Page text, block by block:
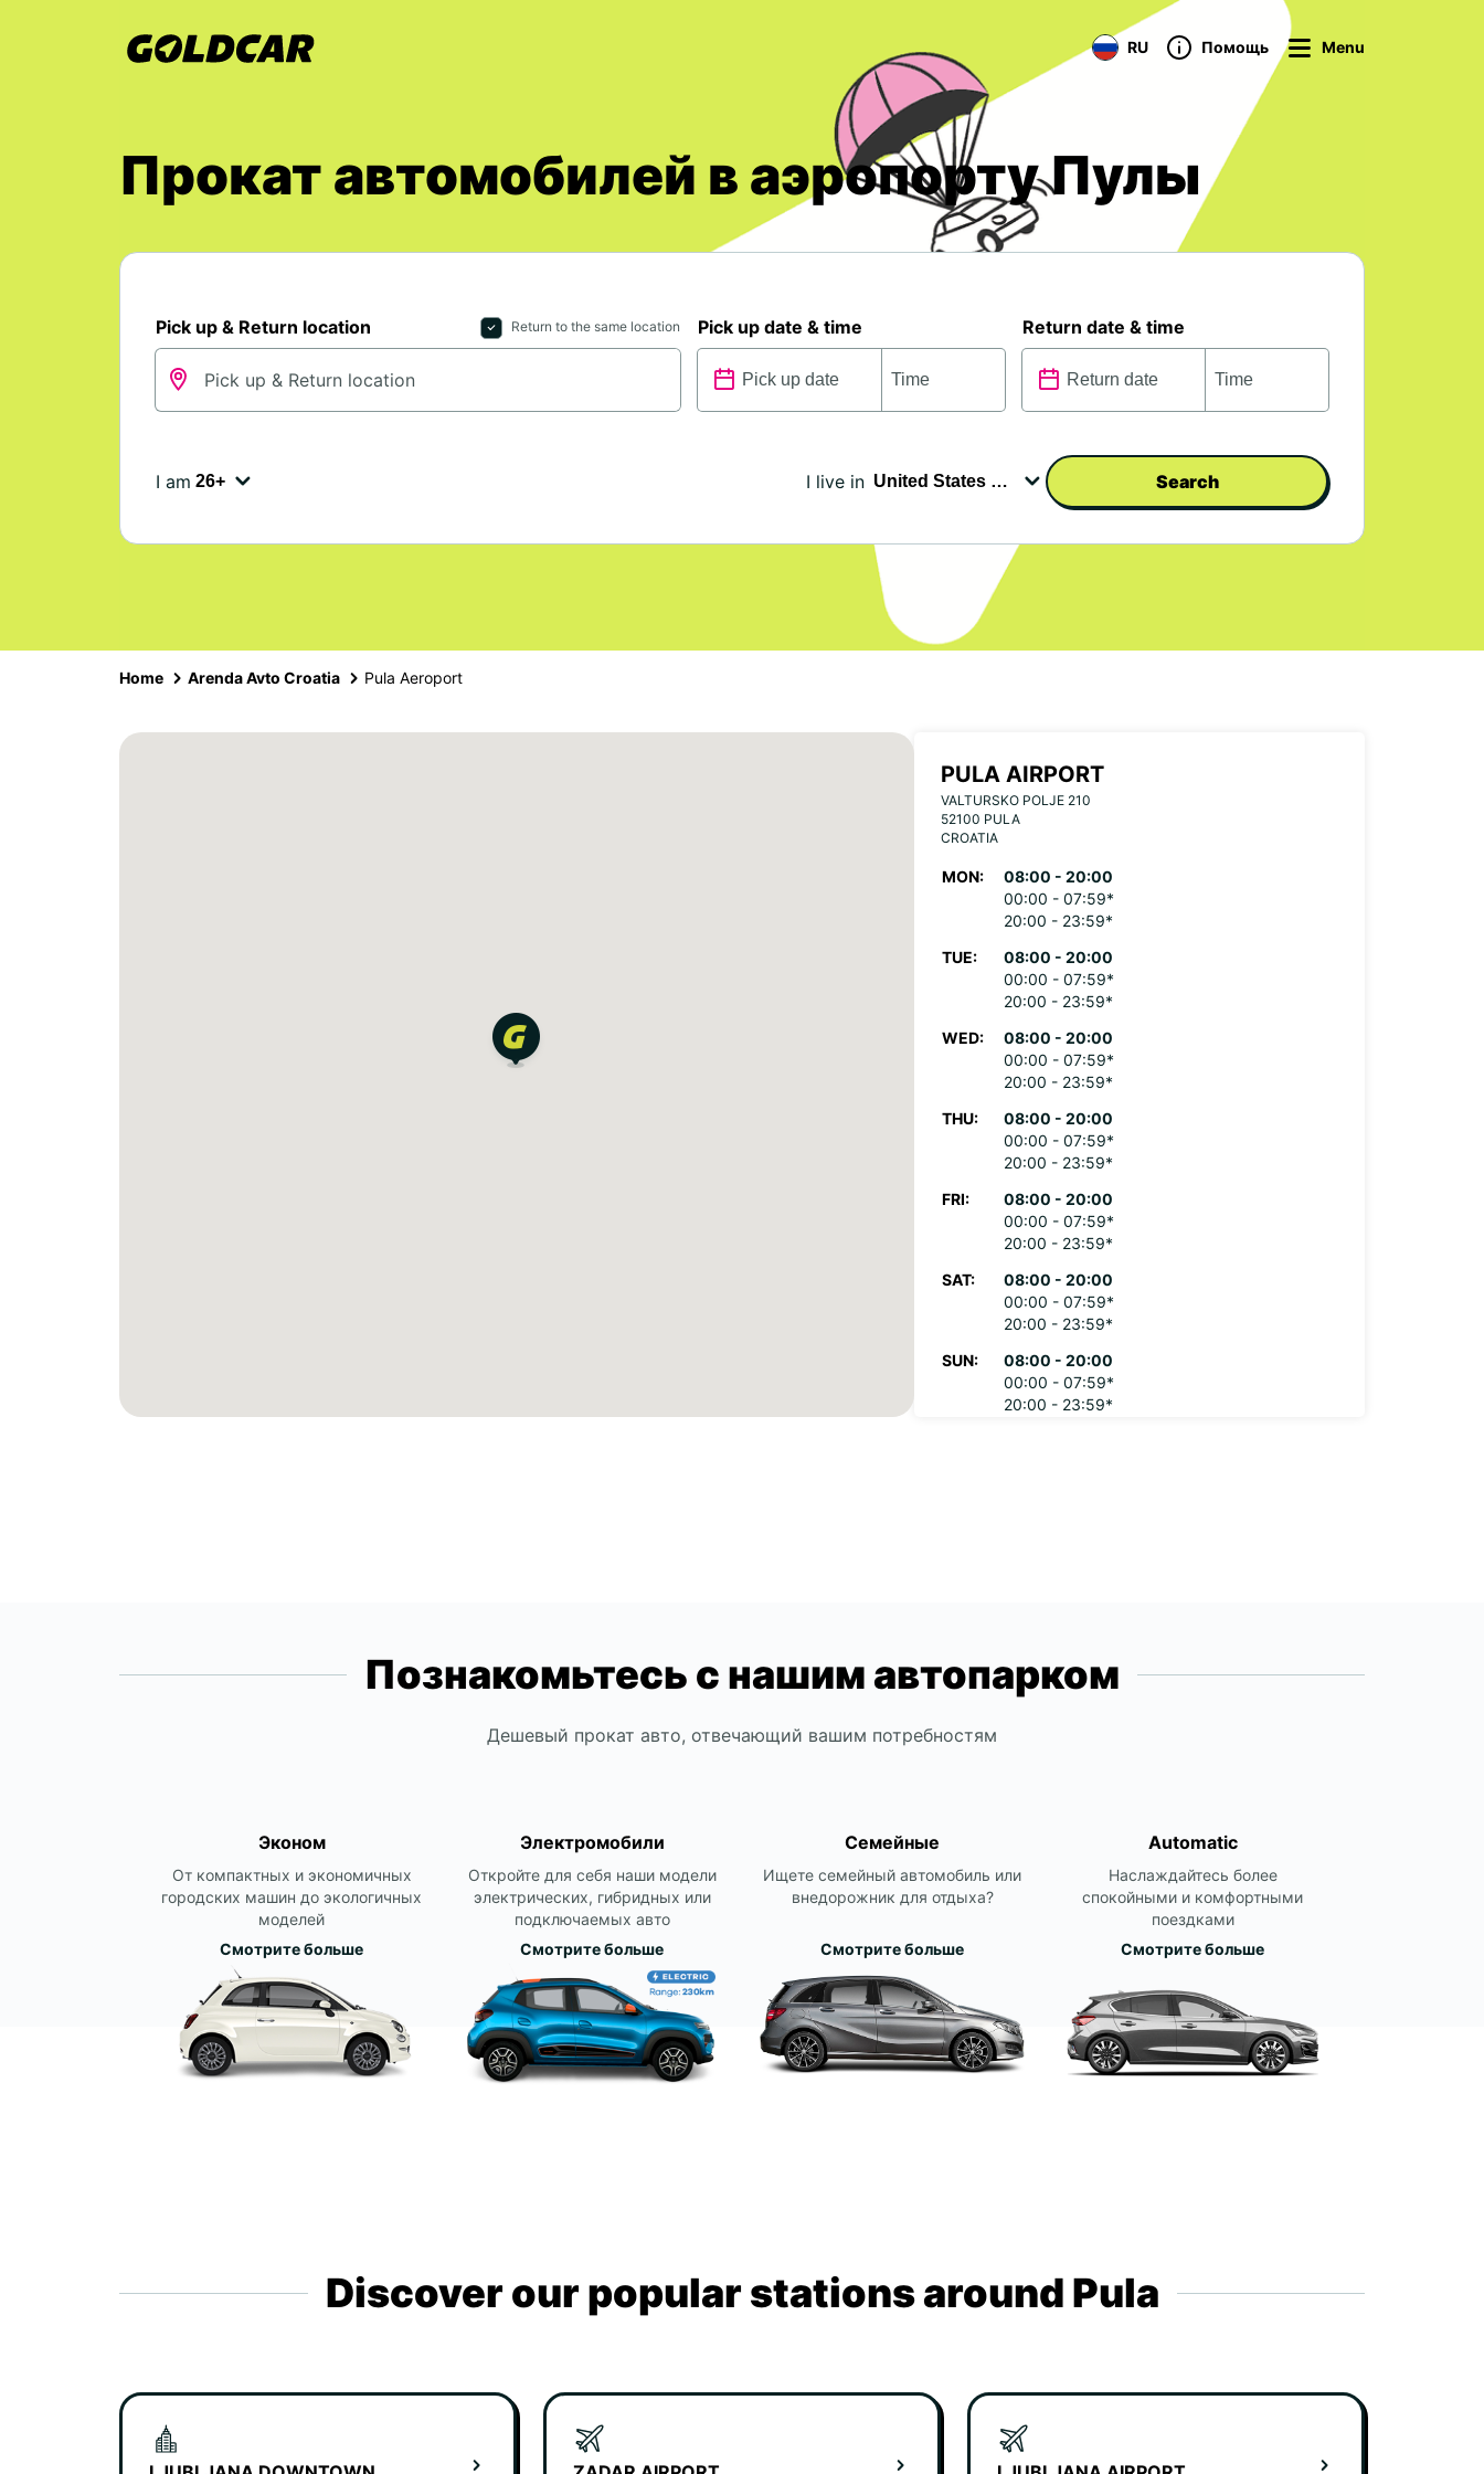
RU Помощь Menu
Прокат автомобилей в аэропорту Пулы
Pick up & Return location Return to the same location Pick up date & time Return date & time
I am I live in Search
Home Arenda Avto Croatia Pula Aeroport
PULA AIRPORT
VALTURSKO POLJE 210
52100 PULA
CROATIA
MON:
08:00 - 20:00
00:00 - 07:59*
20:00 - 23:59*
TUE:
08:00 - 20:00
00:00 - 07:59*
20:00 - 23:59*
WED:
08:00 - 20:00
00:00 - 07:59*
20:00 - 23:59*
THU:
08:00 - 20:00
00:00 - 07:59*
20:00 - 23:59*
FRI:
08:00 - 20:00
00:00 - 07:59*
20:00 - 23:59*
SAT:
08:00 - 20:00
00:00 - 07:59*
20:00 - 23:59*
SUN:
08:00 - 20:00
00:00 - 07:59*
20:00 - 23:59*
Познакомьтесь с нашим автопарком
Дешевый прокат авто, отвечающий вашим потребностям
Эконом
От компактных и экономичных
городских машин до экологичных
моделей
Смотрите больше
Электромобили
Откройте для себя наши модели
электрических, гибридных или
подключаемых авто
Смотрите больше
Семейные
Ищете семейный автомобиль или
внедорожник для отдыха?
Смотрите больше
Automatic
Наслаждайтесь более
спокойными и комфортными
поездками
Смотрите больше
Discover our popular stations around Pula